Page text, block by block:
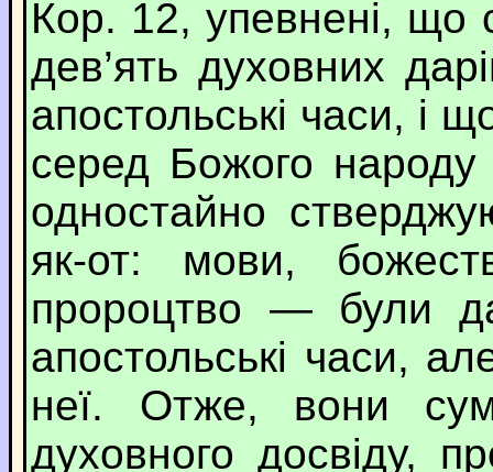
Кор. 12, упевнені, що
дев’ять духовних
апостольські часи, і
серед Божого
одностайно
як-от: мови,
пророцтво — були
апостольські часи,
неї. Отже, вони
духовного досвіду,